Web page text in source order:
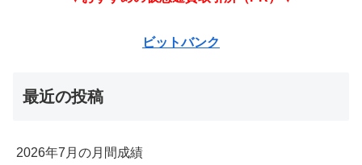
ビットバンク
最近の投稿
2026年7月の月間成績